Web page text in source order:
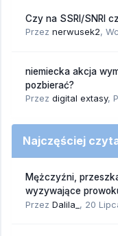
Czy na SSRI/SNRI
Przez nerwusek2,
niemiecka akcja
pozbierać?
Przez digital extasy,
Najczęściej
Mężczyźni,
wyzywające
Przez Dalila_ , 20